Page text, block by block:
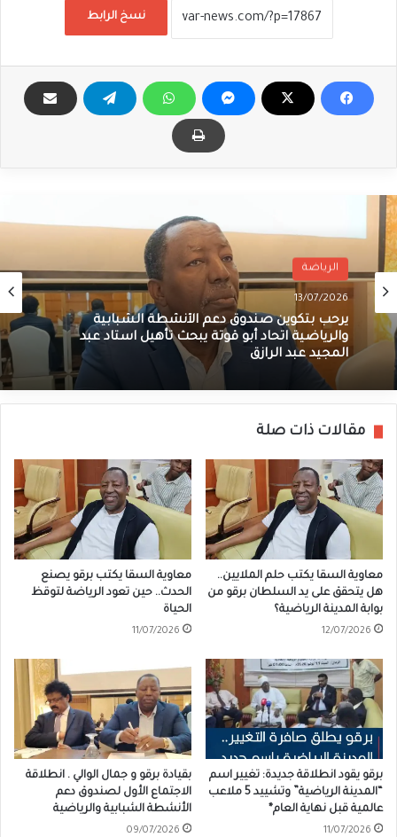
نسخ الرابط
الرياضة
13/07/2026
يرحب بتكوين صندوق دعم الأنشطة الشبابية
والرياضية اتحاد أبو قوتة يبحث تأهيل استاد عبد
المجيد عبد الرازق
مقالات ذات صلة
معاوية السقا يكتب حلم الملايين..
هل يتحقق على يد السلطان برقو من
بوابة المدينة الرياضية؟
12/07/2026
معاوية السقا يكتب برقو يصنع
الحدث.. حين تعود الرياضة لتوقظ
الحياة
11/07/2026
برقو يقود انطلاقة جديدة: تغيير اسم
“المدينة الرياضية” وتشييد 5 ملاعب
عالمية قبل نهاية العام*
11/07/2026
بقيادة برقو و جمال الوالي . انطلاقة
الاجتماع الأول لصندوق دعم
الأنشطة الشبابية والرياضية
09/07/2026